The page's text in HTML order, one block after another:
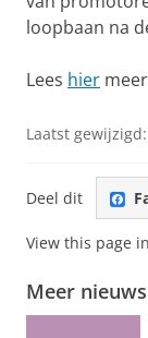
loopbaan na
Lees hier
Laatst gewijzigd:
Deel dit
View this page
Meer nieuws